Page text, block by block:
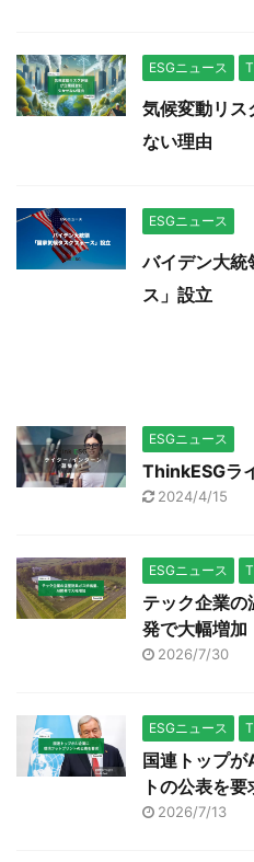
ESGニュース
気候変動リス
ない理由
ESGニュース
バイデン大統
ス」設立
ESGニュース
ThinkESGラ
2024/4/15
ESGニュース
テック企業の
発で大幅増加
2026/7/30
ESGニュース
国連トップ
トの公表を要
2026/7/13